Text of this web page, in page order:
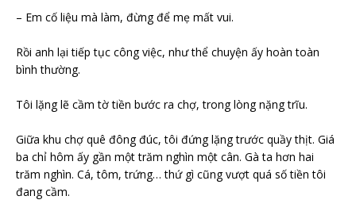
– Em cố liệu mà làm, đừng để mẹ mất vui.
Rồi anh lại tiếp tục công việc, như thể chuyện ấy hoàn toàn
bình thường.
Tôi lặng lẽ cầm tờ tiền bước ra chợ, trong lòng nặng trĩu.
Giữa khu chợ quê đông đúc, tôi đứng lặng trước quầy thịt. Giá
ba chỉ hôm ấy gần một trăm nghìn một cân. Gà ta hơn hai
trăm nghìn. Cá, tôm, trứng… thứ gì cũng vượt quá số tiền tôi
đang cầm.